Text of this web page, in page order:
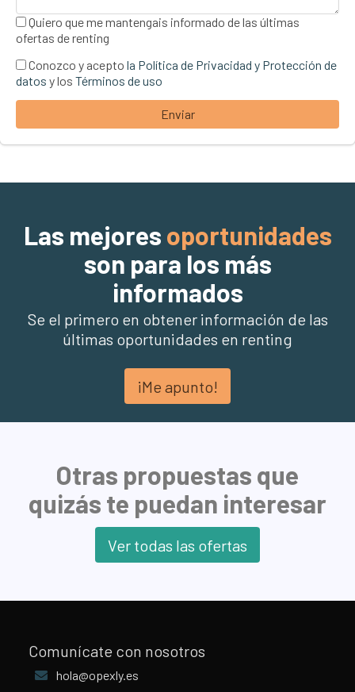
Quiero que me mantengais informado de las últimas
ofertas de renting
Conozco y acepto la Política de Privacidad y Protección de
datos y los Términos de uso
Enviar
Las mejores oportunidades
son para los más
informados
Se el primero en obtener información de las
últimas oportunidades en renting
¡Me apunto!
Otras propuestas que
quizás te puedan interesar
Ver todas las ofertas
Comunícate con nosotros
hola@opexly.es